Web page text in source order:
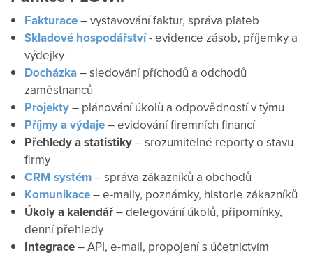
Fakturace– vystavování faktur, správa plateb
Skladové hospodářství- evidence zásob, příjemky a
výdejky
Docházka– sledování příchodů a odchodů
zaměstnanců
Projekty– plánování úkolů a odpovědností v týmu
Příjmy a výdaje– evidování firemních financí
Přehledy a statistiky– srozumitelné reporty o stavu
firmy
CRM systém– správa zákazníků a obchodů
Komunikace– e-maily, poznámky, historie zákazníků
Úkoly a kalendář– delegování úkolů, připomínky,
denní přehledy
Integrace– API, e-mail, propojení s účetnictvím